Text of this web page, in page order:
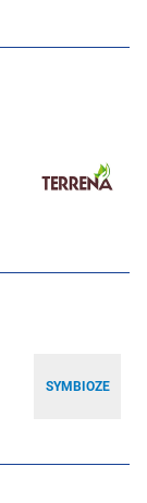
SYMBIOZE